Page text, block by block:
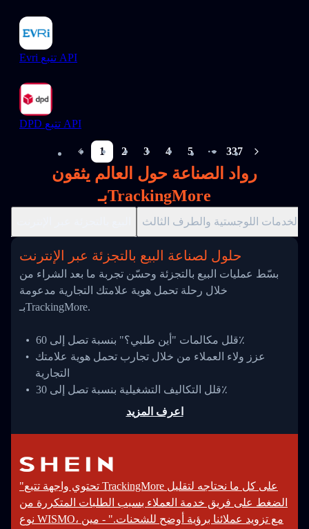
Evri تتبع API
DPD تتبع API
1 2 3 4 5
More pages
337
رواد الصناعة حول العالم يثقون
بـTrackingMore
الخدمات اللوجستية والطرف الثالث
حلول لصناعة البيع بالتجزئة عبر الإنترنت
بسّط عمليات البيع بالتجزئة وحسّن تجربة ما بعد الشراء من
خلال رحلة تحمل هوية علامتك التجارية مدعومة
بـTrackingMore.
قلل مكالمات "أين طلبي؟" بنسبة تصل إلى 60٪
عزز ولاء العملاء من خلال تجارب تحمل هوية علامتك
التجارية
قلل التكاليف التشغيلية بنسبة تصل إلى 30٪
اعرف المزيد
"تحتوي واجهة تتبع TrackingMore على كل ما نحتاجه لتقليل
الضغط على فريق خدمة العملاء بسبب الطلبات المتكررة من
نوع WISMO، مع تزويد عملائنا برؤية أوضح للشحنات." - مين